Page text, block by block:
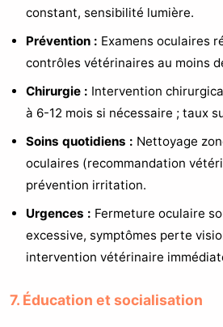
constant, sensibilité lumière.
Prévention : Examens oculaires
contrôles vétérinaires au moins
Chirurgie : Intervention
à 6-12 mois si nécessaire ; taux
Soins quotidiens : Nettoyage
oculaires (recommandation
prévention irritation.
Urgences : Fermeture oculaire
excessive, symptômes perte
intervention vétérinaire
7. Éducation et socialisation